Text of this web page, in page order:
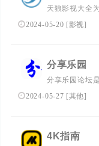
天狼影视大全
的电视剧、最
大全，每天更
www.yjytv.com
2024-05-20 [影视]
分享乐园
分享乐园论坛
具的互联网分
2024-05-27 [其他]
4K指南